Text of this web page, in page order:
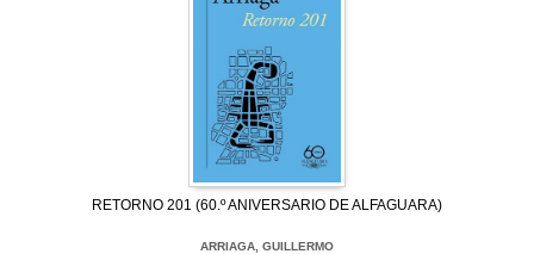
RETORNO 201 (60.º ANIVERSARIO DE ALFAGUARA)
ARRIAGA, GUILLERMO